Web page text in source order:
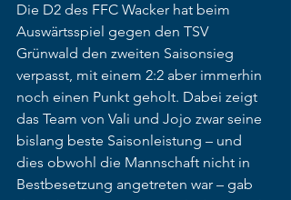
Die D2 des FFC Wacker hat beim
Auswärtsspiel gegen den TSV
Grünwald den zweiten Saisonsieg
verpasst, mit einem 2:2 aber immerhin
noch einen Punkt geholt. Dabei zeigt
das Team von Vali und Jojo zwar seine
bislang beste Saisonleistung – und
dies obwohl die Mannschaft nicht in
Bestbesetzung angetreten war – gab